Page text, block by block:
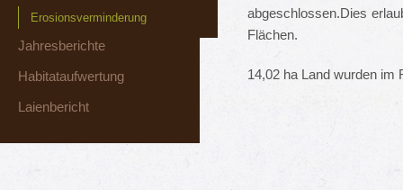
Erosionsverminderung
Jahresberichte
Habitataufwertung
Laienbericht
abgeschlossen.Dies
Flächen.
14,02 ha Land wurden im